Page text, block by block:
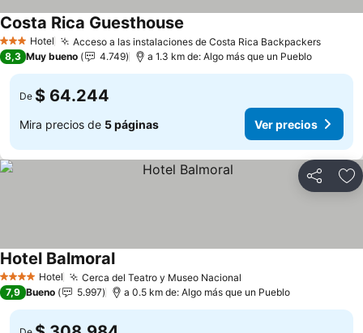
3 Estrellas
Hotel Acceso a las instalaciones de Costa Rica Backpackers
Costa Rica Guesthouse
8,3 Muy bueno 4.749 a 1.3 km de: Algo más que un Pueblo
De $ 64.244
Mira precios de 5 páginas Ver precios
Compartir
4 EstrellasHotel Cerca del Teatro y Museo Nacional
Hotel Balmoral
7,9 Bueno 5.997 a 0.5 km de: Algo más que un Pueblo